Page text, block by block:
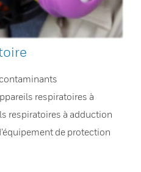
respiratoires à
respiratoires à adduction
de protection